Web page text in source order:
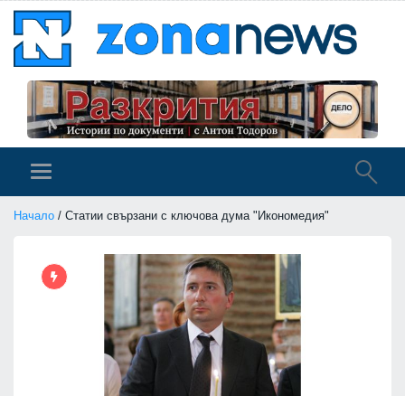
Начало / Статии свързани с ключова дума "Икономедия"